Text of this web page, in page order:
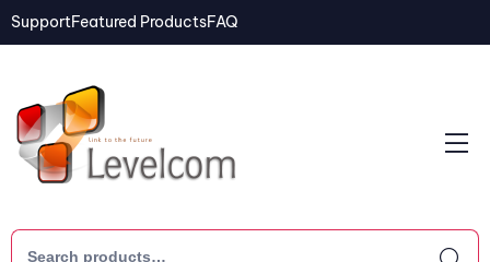
SupportFeatured ProductsFAQ